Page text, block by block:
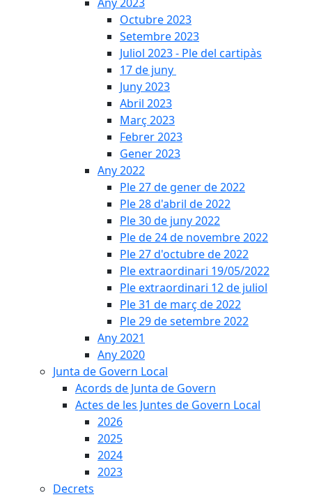
Octubre 2023
Setembre 2023
Juliol 2023 - Ple del cartipàs
17 de juny
Juny 2023
Abril 2023
Març 2023
Febrer 2023
Gener 2023
Any 2022
Ple 27 de gener de 2022
Ple 28 d'abril de 2022
Ple 30 de juny 2022
Ple de 24 de novembre 2022
Ple 27 d'octubre de 2022
Ple extraordinari 19/05/2022
Ple extraordinari 12 de juliol
Ple 31 de març de 2022
Ple 29 de setembre 2022
Any 2021
Any 2020
Junta de Govern Local
Acords de Junta de Govern
Actes de les Juntes de Govern Local
2026
2025
2024
2023
Decrets